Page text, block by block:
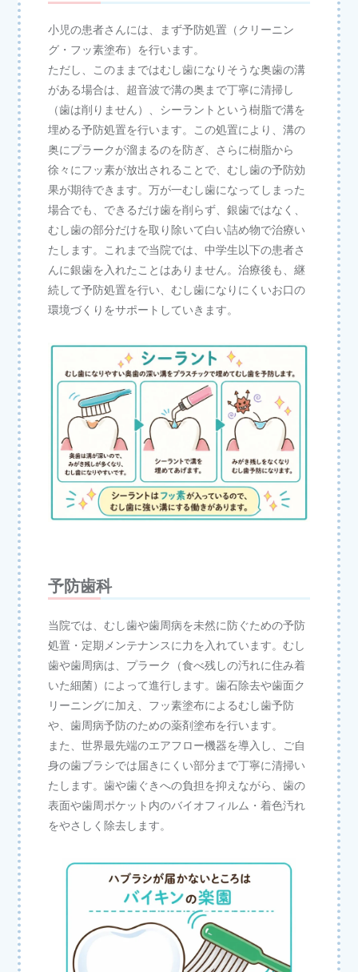
小児の患者さんには、まず予防処置（クリーニン
グ・フッ素塗布）を行います。
ただし、このままではむし歯になりそうな奥歯の溝
がある場合は、超音波で溝の奥まで丁寧に清掃し
（歯は削りません）、シーラントという樹脂で溝を
埋める予防処置を行います。この処置により、溝の
奥にプラークが溜まるのを防ぎ、さらに樹脂から
徐々にフッ素が放出されることで、むし歯の予防効
果が期待できます。万が一むし歯になってしまった
場合でも、できるだけ歯を削らず、銀歯ではなく、
むし歯の部分だけを取り除いて白い詰め物で治療い
たします。これまで当院では、中学生以下の患者さ
んに銀歯を入れたことはありません。治療後も、継
続して予防処置を行い、むし歯になりにくいお口の
環境づくりをサポートしていきます。
予防歯科
当院では、むし歯や歯周病を未然に防ぐための予防
処置・定期メンテナンスに力を入れています。むし
歯や歯周病は、プラーク（食べ残しの汚れに住み着
いた細菌）によって進行します。歯石除去や歯面ク
リーニングに加え、フッ素塗布によるむし歯予防
や、歯周病予防のための薬剤塗布を行います。
また、世界最先端のエアフロー機器を導入し、ご自
身の歯ブラシでは届きにくい部分まで丁寧に清掃い
たします。歯や歯ぐきへの負担を抑えながら、歯の
表面や歯周ポケット内のバイオフィルム・着色汚れ
をやさしく除去します。